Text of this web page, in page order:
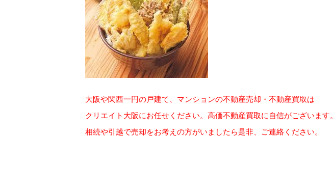
大阪や関西一円の戸建て、マンションの不動産売却・不動産買取は
クリエイト大阪にお任せください。高価不動産買取に自信がございます。
相続や引越で売却をお考えの方がいましたら是非、ご連絡ください。